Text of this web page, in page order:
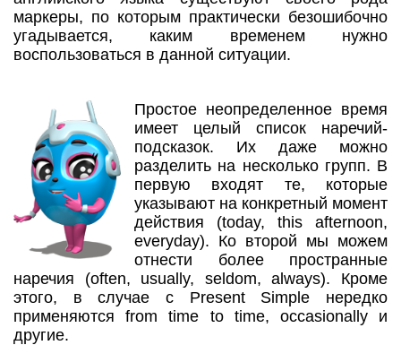
маркеры, по которым практически безошибочно
угадывается, каким временем нужно
воспользоваться в данной ситуации.
Простое неопределенное время
имеет целый список наречий-
подсказок. Их даже можно
разделить на несколько групп. В
первую входят те, которые
указывают на конкретный момент
действия (today, this afternoon,
everyday). Ко второй мы можем
отнести более пространные
наречия (often, usually, seldom, always). Кроме
этого, в случае с Present Simple нередко
применяются from time to time, occasionally и
другие.